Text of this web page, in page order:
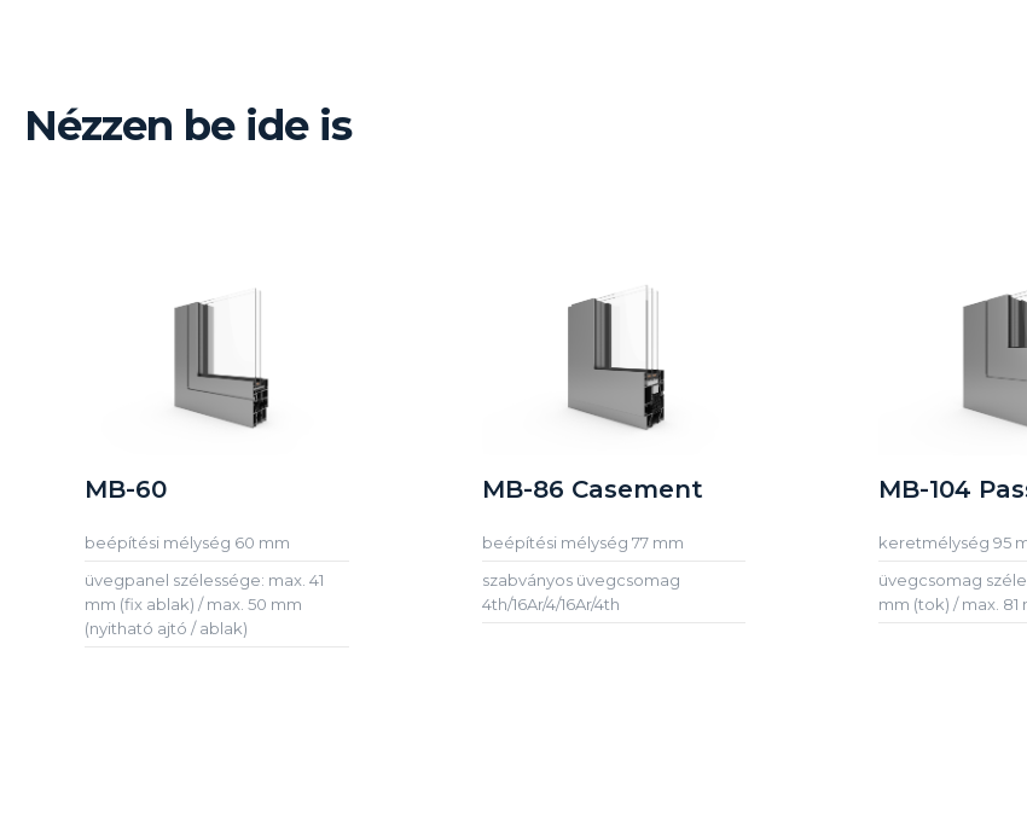
Nézzen be ide is
MB-60
beépítési mélység 60 mm
üvegpanel szélessége: max. 41
mm (fix ablak) / max. 50 mm
(nyitható ajtó / ablak)
MB-86 Casement
beépítési mélység 77 mm
szabványos üvegcsomag
4th/16Ar/4/16Ar/4th
MB-104
keretmélység 95
üvegcsomag
mm (tok) / max. 81